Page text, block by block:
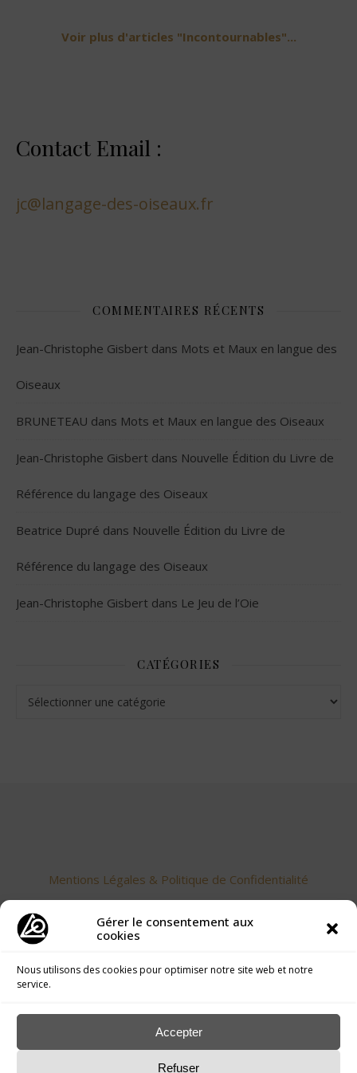
Gérer le consentement aux
cookies
Nous utilisons des cookies pour optimiser notre site web et notre
service.
Accepter
Refuser
Voir plus d'articles "Incontournables"...
Contact Email :
jc@langage-des-oiseaux.fr
COMMENTAIRES RÉCENTS
Jean-Christophe Gisbert dans Mots et Maux en langue des
Oiseaux
BRUNETEAU dans Mots et Maux en langue des Oiseaux
Jean-Christophe Gisbert dans Nouvelle Édition du Livre de
Référence du langage des Oiseaux
Beatrice Dupré dans Nouvelle Édition du Livre de
Référence du langage des Oiseaux
Jean-Christophe Gisbert dans Le Jeu de l’Oie
CATÉGORIES
Mentions Légales & Politique de Confidentialité